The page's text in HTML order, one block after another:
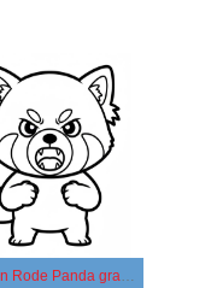
Tekenen Rode Panda gratis eenvoudig